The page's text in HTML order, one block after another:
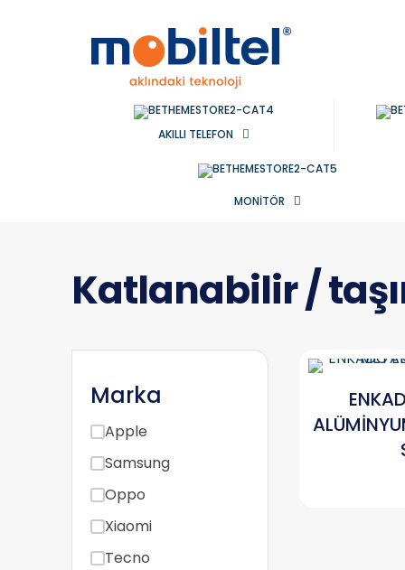
AKILLI TELEFON
MONİTÖR
Katlanabilir /
Marka
Apple
Samsung
Oppo
Xiaomi
Tecno